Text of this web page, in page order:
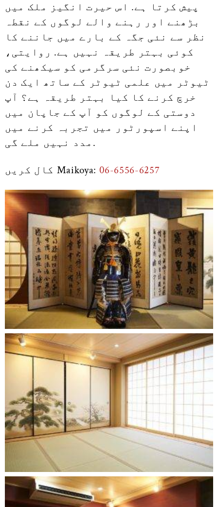
پیش کرتا ہے. اس حیرت انگیز ملک میں
بڑھنے اور رہنے والے لوگوں کے نقطہ
نظر سے نئی جگہ کے بارے میں جاننے کا
کوئی بہتر طریقہ نہیں ہے. روایتی،
خوبصورت نئی سرگرمی کو سیکھنے کی
ٹیوٹر میں علمی ٹیوٹر کے ساتھ ایک دن
خرچ کرنے کا کیا بہتر طریقہ ہے؟ آپ
دوستی کے لوگوں کو آپ کے جاپان میں
اپنے اسپورٹور میں تجربہ کرنے میں
مدد نہیں ملے گی.
کال کریں Maikoya: 06-6556-6257